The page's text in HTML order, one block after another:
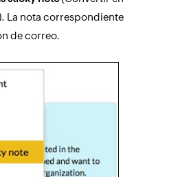
La nota correspondiente
de correo.